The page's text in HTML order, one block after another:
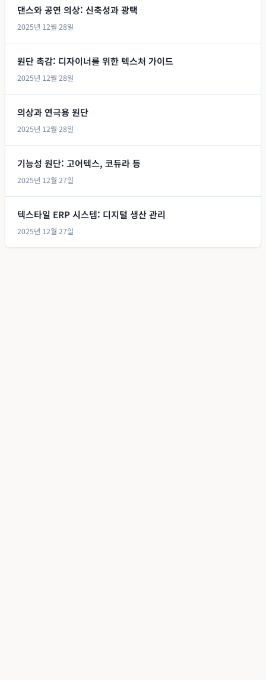
댄스와 공연 의상: 신축성과 광택
2025년 12월 28일
원단 촉감: 디자이너를 위한 텍스처 가이드
2025년 12월 28일
의상과 연극용 원단
2025년 12월 28일
기능성 원단: 고어텍스, 코듀라 등
2025년 12월 27일
텍스타일 ERP 시스템: 디지털 생산 관리
2025년 12월 27일